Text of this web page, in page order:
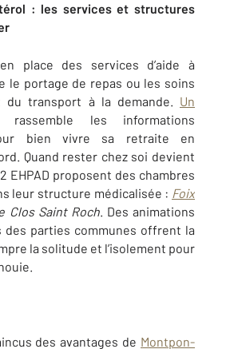
: les services et structures
place des services d’aide à
le portage de repas ou les soins
du transport à la demande. Un
rassemble les informations
bien vivre sa retraite en
Quand rester chez soi devient
EHPAD proposent des chambres
leur structure médicalisée : Foix
Clos Saint Roch. Des animations
des parties communes offrent la
la solitude et l’isolement pour
des avantages de Montpon-